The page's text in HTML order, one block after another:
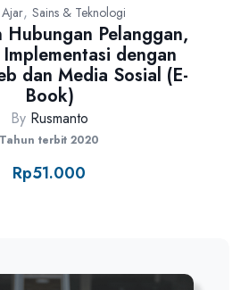
, Sains & Teknologi
Hubungan Pelanggan,
dengan
dan Media Sosial (E-
Book)
By Rusmanto
Tahun terbit 2020
Rp51.000